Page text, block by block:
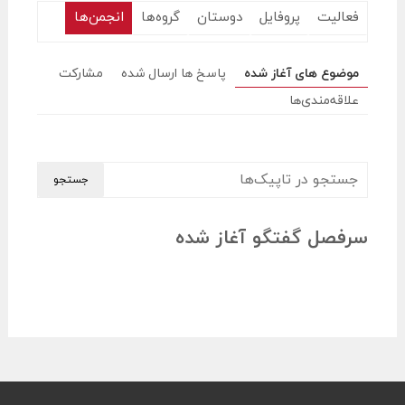
فعالیت پروفایل دوستان گروه‌ها انجمن‌ها
موضوع های آغاز شده پاسخ ها ارسال شده
مشارکت
علاقه‌مندی‌ها
سرفصل گفتگو آغاز شده